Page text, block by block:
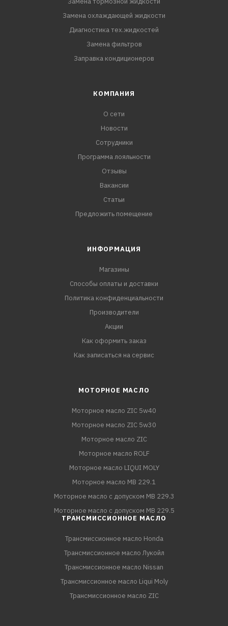
Замена охлаждающей жидкости
Диагностика тех.жидкостей
Замена фильтров
Заправка кондиционеров
КОМПАНИЯ
О сети
Новости
Сотрудники
Программа лояльности
Отзывы
Вакансии
Статьи
Предложить помещение
ИНФОРМАЦИЯ
Магазины
Способы оплаты и доставки
Политика конфиденциальности
Производители
Акции
Как оформить заказ
Как записаться на сервис
МОТОРНОЕ МАСЛО
Моторное масло ZIC 5w40
Моторное масло ZIC 5w30
Моторное масло ZIC
Моторное масло ROLF
Моторное масло LIQUI MOLY
Моторное масло MB 229.1
Моторное масло с допуском MB 229.3
Моторное масло с допуском MB 229.5
ТРАНСМИССИОННОЕ МАСЛО
Трансмиссионное масло Honda
Трансмиссионное масло Лукойл
Трансмиссионное масло Nissan
Трансмиссионное масло Liqui Moly
Трансмиссионное масло ZIC